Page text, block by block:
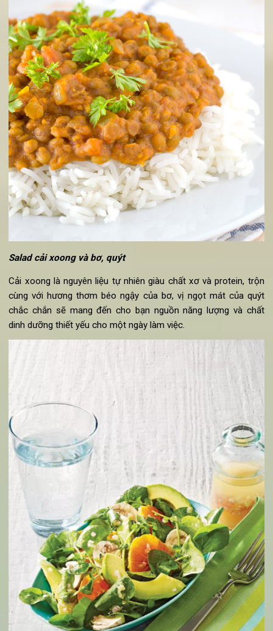
Bắt nguồn từ Ấn Độ, món ăn đặc sắc này với cách chế biến
kỳ đơn giản, một chút cay cay và hương thơm từ sữa dừa
món ăn khiến bạn khó lòng cưỡng lại nó.
Salad cải xoong và bơ, quýt
Cải xoong là nguyên liệu tự nhiên giàu chất xơ và protein,
cùng với hương thơm béo ngậy của bơ, vị ngọt mát của
chắc chắn sẽ mang đến cho bạn nguồn năng lượng và
dinh dưỡng thiết yếu cho một ngày làm việc.